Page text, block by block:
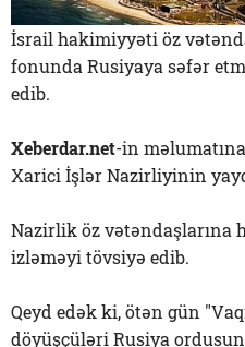
İsrail hakimiyyəti öz
fonunda Rusiyaya səfər
edib.
Xeberdar.net-in
Xarici İşlər Nazirliyinin
Nazirlik öz vətəndaşlarına
izləməyi tövsiyə edib.
Qeyd edək ki, ötən gün
döyüşçüləri Rusiya